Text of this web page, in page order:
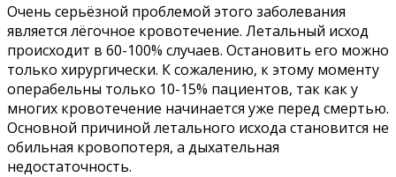
Очень серьёзной проблемой этого заболевания
является лёгочное кровотечение. Летальный исход
происходит в 60-100% случаев. Остановить его можно
только хирургически. К сожалению, к этому моменту
операбельны только 10-15% пациентов, так как у
многих кровотечение начинается уже перед смертью.
Основной причиной летального исхода становится не
обильная кровопотеря, а дыхательная
недостаточность.